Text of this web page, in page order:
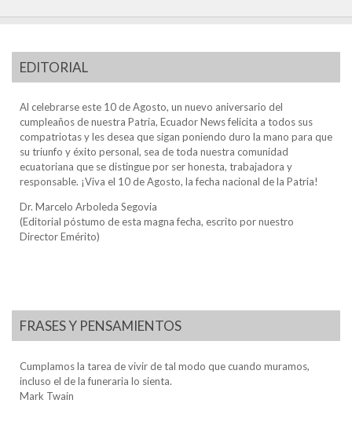
EDITORIAL
Al celebrarse este 10 de Agosto, un nuevo aniversario del
cumpleaños de nuestra Patria, Ecuador News felicita a todos sus
compatriotas y les desea que sigan poniendo duro la mano para que
su triunfo y éxito personal, sea de toda nuestra comunidad
ecuatoriana que se distingue por ser honesta, trabajadora y
responsable. ¡Viva el 10 de Agosto, la fecha nacional de la Patria!
Dr. Marcelo Arboleda Segovia
(Editorial póstumo de esta magna fecha, escrito por nuestro
Director Emérito)
FRASES Y PENSAMIENTOS
Cumplamos la tarea de vivir de tal modo que cuando muramos,
incluso el de la funeraria lo sienta.
Mark Twain